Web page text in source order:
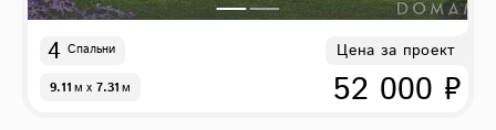
4 Спальни
9.11м x 7.31м
Цена за проект
52 000 ₽